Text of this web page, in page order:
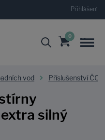
Přihlášení
0
vod Příslušenství ČOV
silný